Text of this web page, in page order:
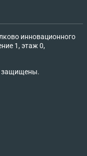
инновационного
1, этаж 0,
защищены.